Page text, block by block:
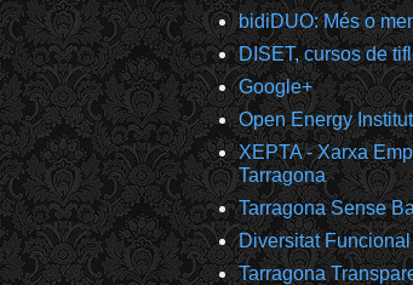
bidiDUO: Més o
DISET, cursos de
Google+
Open Energy
XEPTA - Xarxa
Tarragona
Tarragona Sense
Diversitat Funcional
Tarragona